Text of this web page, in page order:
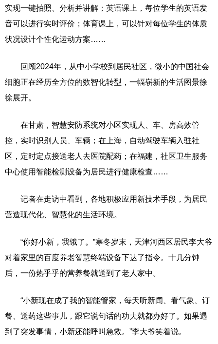
实现一键拍照、分析并讲解；英语课上，每位学生的英语发
音可以进行实时评价；体育课上，可以针对每位学生的体质
状况设计个性化运动方案……
回顾2024年，从中小学校到居民社区，微小的中国社会
细胞正在经历全方位的数智化转型，一幅崭新的生活图景徐
徐展开。
在甘肃，智慧安防系统对小区实现人、车、房高效管
控，实时识别人员、车辆；在上海，自动驾驶车辆入驻社
区，定时定点接送老人去医院配药；在福建，社区卫生服务
中心使用智能检测设备为居民进行健康检查……
记者在走访中看到，各地积极应用新技术手段，为居民
营造现代化、智慧化的生活环境。
“你好小新，我饿了。”寒冬岁末，天津河西区居民李大爷
对着家里的百度养老智慧终端设备下达了指令。十几分钟
后，一份热乎乎的营养餐就送到了老人家中。
“小新现在成了我的智能管家，每天听新闻、看气象、订
餐、送药这些事儿，跟它说句话的功夫就都办好了。如果遇
到了突发事情，小新还能呼叫急救。”李大爷笑着说。